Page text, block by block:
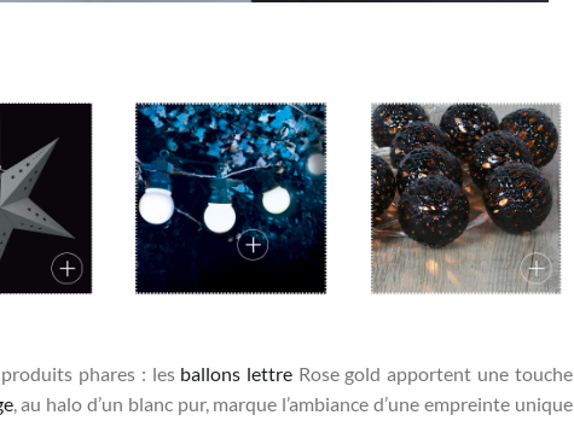
phares : les ballons lettre Rose gold apportent une touche
, au halo d’un blanc pur, marque l’ambiance d’une empreinte unique